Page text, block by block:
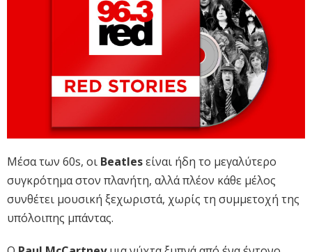
Μέσα των 60s, οι Beatlesείναι ήδη το μεγαλύτερο
συγκρότημα στον πλανήτη, αλλά πλέον κάθε μέλος
συνθέτει μουσική ξεχωριστά, χωρίς τη συμμετοχή της
υπόλοιπης μπάντας.